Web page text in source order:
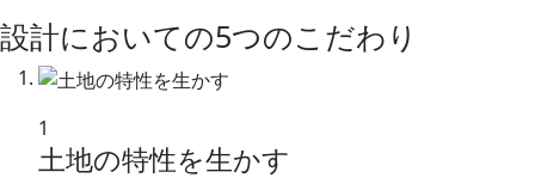
設計においての5つのこだわり
1
土地の特性を生かす